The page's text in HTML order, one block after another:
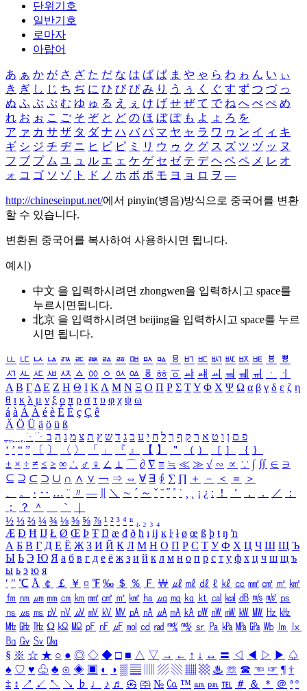
단위기호
일반기호
로마자
아랍어
あ ぁ か が さ ざ た だ な は ば ぱ ま や ゃ ら わ ゎ ん い ぃ
き ぎ し じ ち ぢ に ひ び ぴ み り う ぅ く ぐ す ず つ づ っ
ぬ ふ ぶ ぷ む ゆ ゅ る え ぇ け げ せ ぜ て で ね へ べ ぺ め
れ お ぉ こ ご そ ぞ と ど の ほ ぼ ぽ も よ ょ ろ を
ア ァ カ サ ザ タ ダ ナ ハ バ パ マ ヤ ャ ラ ワ ヮ ン イ ィ キ
ギ シ ジ チ ヂ ニ ヒ ビ ピ ミ リ ウ ゥ ク グ ス ズ ツ ヅ ッ ヌ
フ ブ プ ム ユ ュ ル エ ェ ケ ゲ セ ゼ テ デ ヘ ベ ペ メ レ オ
ォ コ ゴ ソ ゾ ト ド ノ ホ ボ ポ モ ヨ ョ ロ ヲ ―
http://chineseinput.net/에서 pinyin(병음)방식으로 중국어를 변환
할 수 있습니다.
변환된 중국어를 복사하여 사용하시면 됩니다.
예시)
中文 을 입력하시려면 zhongwen을 입력하시고 space를
누르시면됩니다.
北京 을 입력하시려면 beijing을 입력하시고 space를 누르
시면 됩니다.
ㅥ ㅦ ㅧ ㅨ ㅩ ㅪ ㅫ ㅬ ㅭ ㅮ ㅯ ㅰ ㅱ ㅲ ㅳ ㅴ ㅵ ㅶ ㅷ ㅸ
ㅹ
ㅺ ㅻ ㅼ ㅽ ㅾ ㅿ ㆀ ㆁ ㆂ ㆃ ㆄ ㆅ ㆆ ㆇ ㆈ ㆉ ㆊ ㆋ ㆌ ㆍ
ㆎ
Α Β ΓΔ Ε Ζ Η Θ Ι ΚΛ Μ Ν Ξ Ο Π Ρ Σ ΤΥ Φ Χ Ψ Ω α β γ δ ε ζ η
θ ι κ λ μ ν ξ ο π ρ σ τ υ φ χ ψ ω
á à Á À é è É È ç Ç ê
Ä Ö Ü ä ö ü ß
ִֶֹ ֻּ ׁׂ פ ם ן ו ט א ר ק ף ך ל ח י ע כ ג ד ש ץ ת צ מ נ ה ב
‘ ’ “ ” 〔 〕 〈 〉 「 」 『 』 【 】 ＂ （ ） ［ ］ ｛ ｝
± × ÷ ≠ ≤ ≥ ∞ ∴ ♂ ♀ ∠ ⊥ ⌒ ∂ ∇ ≡ ≒ ≪ ≫ √ ∽ ∝ ∵ ∫ ∬ ∈ ∋
⊆ ⊇ ⊂ ⊃ ∪ ∩ ∧ ∨ ￢ ⇒ ⇔ ∀ ∃ ∮ ∑ ∏ ＋ － ＜ ＝
＞
、
。 · ‥ … ¨ 〃 ― ＼ ∼ ´ ～ ˇ ˘ ˝ ˚ ˙ ¸ ¡ ¿ ː ！ ＇ ， ． ／
：
；
？ ＾ ｀
½ ⅓ ⅔ ¼ ¾ ⅛ ⅜ ⅝ ⅞ ¹ ² ³ ⁴ ⁿ ₁ ₂ ₃ ₄
Æ Ð Ħ Ĳ Ł Ø Œ Þ Ŧ Ŋ æ đ ð ħ ı ĳ ĸ ŀ ł ø œ ß þ ŧ ŋ ŉ
А Б В Г Д Е Ё Ж З И Й К Л М Н О П Р С Т У Ф Х Ц Ч Ш Щ Ъ
Ы Ь Э Ю Я а б в г д е ё ж з и й к л м н о п р с т у ф х ц ч ш щ ъ
ы ь э ю я
′ ″ ℃ Å ￠ ￡ ￥ ¤ ℉ ‰ ＄ ％ Ｆ ￦ ㎕ ㎖ ㎗ ℓ ㎘ ㏄ ㎣ ㎤ ㎥ ㎦
㎙ ㎚ ㎛ ㎜ ㎝ ㎞ ㎟ ㎠ ㎡ ㎢ ㏊ ㎍ ㎎ ㎏ ㏏ ㎈ ㎉ ㏈ ㎧ ㎨ ㎰
㎱ ㎲ ㎳ ㎴ ㎵ ㎶ ㎷ ㎸ ㎹ ㎀ ㎁ ㎂ ㎃ ㎄ ㎺ ㎻ ㎽ ㎾ ㎿ ㎐ ㎑
㎒ ㎓ ㎔ Ω ㏀ ㏁ ㎊ ㎋ ㎌ ㏖ ㏅ ㎭ ㎮ ㎯ ㏛ ㎩ ㎪ ㎫ ㎬ ㏝ ㏐
㏓
㏃ ㏉ ㏜ ㏆
§ ※ ☆ ★ ○ ● ◎ ◇ ◆ □ ■ △ ▽ → ← ↑ ↓ ↔ 〓 ◁ ◀ ▷ ▶ ♤
♠ ♡ ♥ ♧ ♣ ⊙ ◈ ▣ ◐ ◑ ▒ ▤ ▨ ▧ ▦ ▩ ♨ ☏ ☎ ☜ ☞ ¶ †
‡ ↕ ↗ ↙ ↖ ↘ ♭ ♩ ♪ ♬ ㉿ ㈜ № ㏇ ™ ㏂ ㏘ ℡ ＃ ＆ ＊ ＠ ª º